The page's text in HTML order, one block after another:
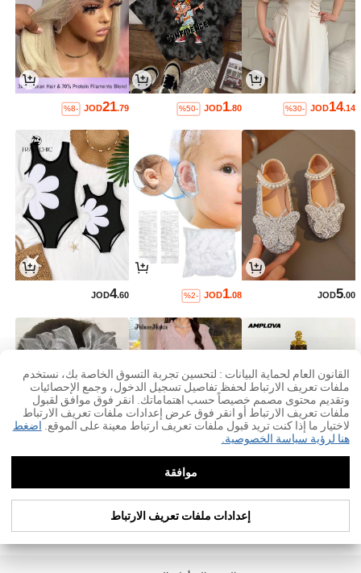
JOD14.14
%30-
JOD1.80
%50-
JOD21.79
%8-
JOD5.00
JOD1.08
%2-
JOD4.60
القانون العام لحماية البيانات : لتحسين تجربة التسوق الخاصة بك، نستخدم
ملفات تعريف الارتباط لحفظ تفاصيل تسجيل الدخول، وجمع الإحصائيات
وتقديم محتوى مصمم خصيصاً حسب اهتماماتك. انقر فوق موافق لقبول
ملفات تعريف الارتباط أو انقر فوق عرض إعدادات ملفات تعريف الارتباط
لاختيار ما إذا كنت تريد قبول ملفات تعريف ارتباط معينة على الموقع. اضغط
هنا لرؤية سياسة الخصوصية.
موافقة
إعدادات ملفات تعريف الارتباط